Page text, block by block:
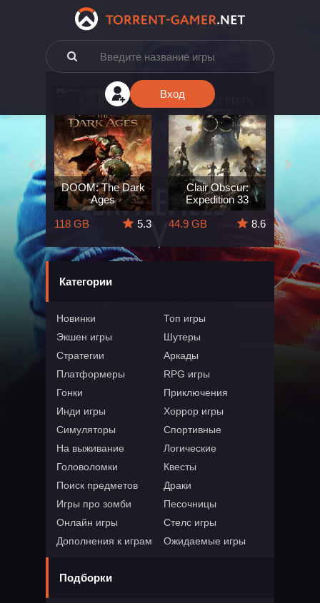
Вход
The
5.7
DOOM: The Dark
Ages
118 GB
5.3
Clair Obscur:
Expedition 33
44.9 GB
8.6
164 GB
Категории
Новинки
Топ игры
Экшен игры
Шутеры
Стратегии
Аркады
Платформеры
RPG игры
Гонки
Приключения
Инди игры
Хоррор игры
Симуляторы
Спортивные
На выживание
Логические
Головоломки
Квесты
Поиск предметов
Драки
Игры про зомби
Песочницы
Онлайн игры
Стелс игры
Дополнения к играм
Ожидаемые игры
Подборки